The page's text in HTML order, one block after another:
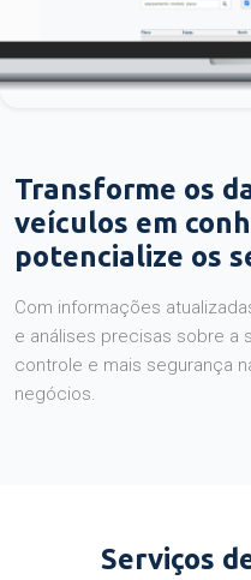
Transforme os
veículos em
potencialize os
Com informações
e análises precisas sobre a
controle e mais segurança
negócios.
Serviços